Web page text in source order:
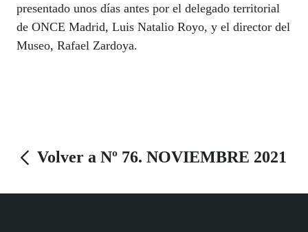
presentado unos días antes por el delegado territorial
de ONCE Madrid, Luis Natalio Royo, y el director del
Museo, Rafael Zardoya.
Volver a Nº 76. NOVIEMBRE 2021